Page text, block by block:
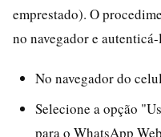
emprestado). O
no navegador e
No navegador do
Selecione a opção
para o WhatsApp